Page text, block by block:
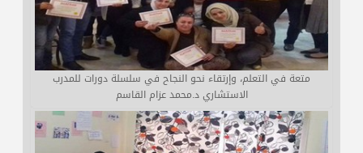
متعة في التعلم، وإرتقاء نحو النجاح في سلسلة دورات للمدرب
الاستشاري د.محمد عزام القاسم